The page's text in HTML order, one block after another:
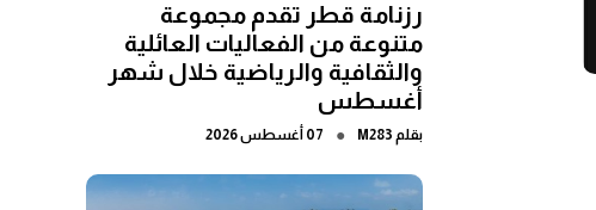
رزنامة قطر تقدم مجموعة
متنوعة من الفعاليات العائلية
والثقافية والرياضية خلال شهر
أغسطس
بقلم M283
● 07 أغسطس 2026